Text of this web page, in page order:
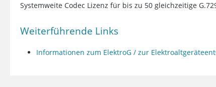
Systemweite Codec Lizenz für bis zu 50 gleichzeitige
Weiterführende Links
Informationen zum ElektroG / zur